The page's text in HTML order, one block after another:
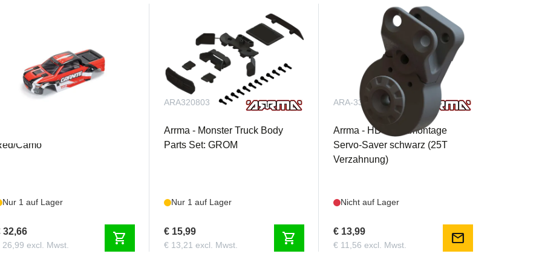
Camo
Nur 1 auf Lager
32,66
26,99 excl. Mwst. shopping_cart
ARA320803
Arrma - Monster Truck Body
Parts Set: GROM
Nur 1 auf Lager
€ 15,99
€ 13,21 excl. Mwst. shopping_cart
ARA-3396
Arrma - HD Direktmontage
Servo-Saver schwarz (25T
Verzahnung)
Nicht auf Lager
€ 13,99
€ 11,56 excl. Mwst. mail